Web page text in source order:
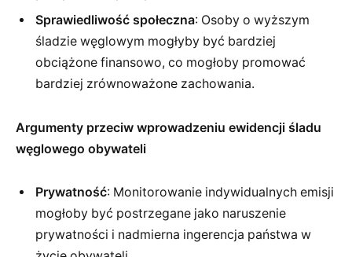
Sprawiedliwość społeczna: Osoby o wyższym
śladzie węglowym mogłyby być bardziej
obciążone finansowo, co mogłoby promować
bardziej zrównoważone zachowania.
Argumenty przeciw wprowadzeniu ewidencji śladu
węglowego obywateli
Prywatność: Monitorowanie indywidualnych emisji
mogłoby być postrzegane jako naruszenie
prywatności i nadmierna ingerencja państwa w